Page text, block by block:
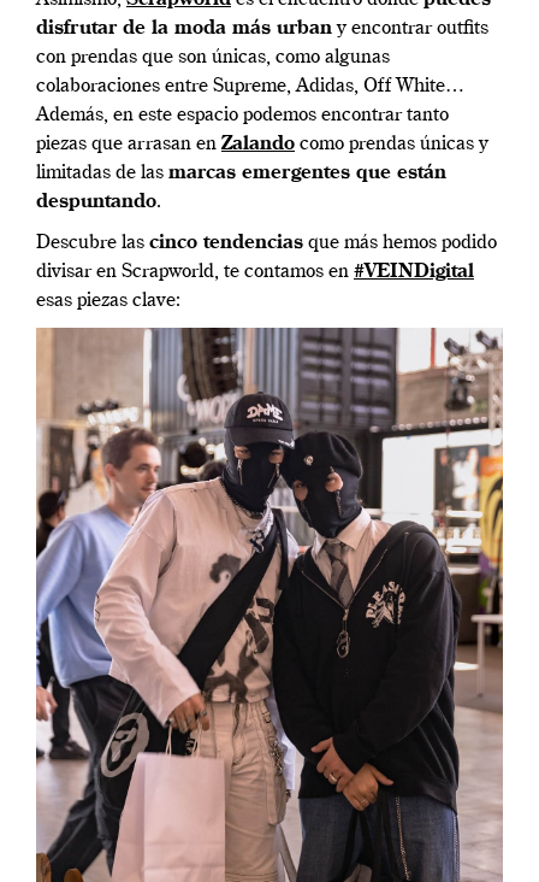
disfrutar de la moda más urbany encontrar outfits
con prendas que son únicas, como algunas
colaboraciones entre Supreme, Adidas, Off White…
Además, en este espacio podemos encontrar tanto
piezas que arrasan en Zalando como prendas únicas y
limitadas de las marcas emergentes que están
despuntando.
Descubre las cinco tendencias que más hemos podido
divisar en Scrapworld, te contamos en #VEINDigital
esas piezas clave: